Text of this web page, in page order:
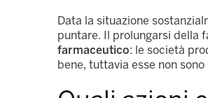
Data la situazione
puntare. Il prolungarsi della
farmaceutico: le società
bene, tuttavia esse non